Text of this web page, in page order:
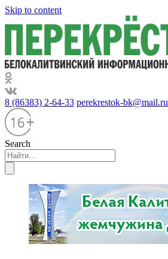
Skip to content
8 (86383) 2-64-33 perekrestok-bk@mail.ru
Search